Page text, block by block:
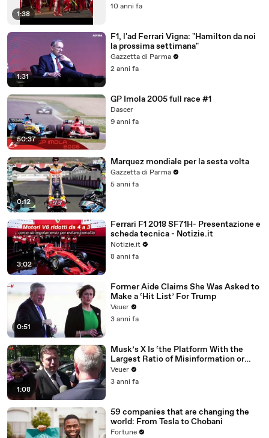
1:38
10 anni fa
1:31
F1, l'ad Ferrari Vigna: "Hamilton da noi
la prossima settimana"
Gazzetta di Parma
2 anni fa
50:37
GP Imola 2005 full race #1
Dascer
9 anni fa
0:12
Marquez mondiale per la sesta volta
Gazzetta di Parma
5 anni fa
3:02
Ferrari F1 2018 SF71H- Presentazione e
scheda tecnica - Notizie.it
Notizie.it
8 anni fa
0:51
Former Aide Claims She Was Asked to
Make a ‘Hit List’ For Trump
Veuer
3 anni fa
1:08
Musk’s X Is ‘the Platform With the
Largest Ratio of Misinformation or
Disinformation’ Amongst All Social
Media Platforms
Veuer
3 anni fa
59 companies that are changing the
world: From Tesla to Chobani
Fortune